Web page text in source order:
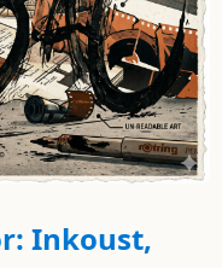
Inkoust,